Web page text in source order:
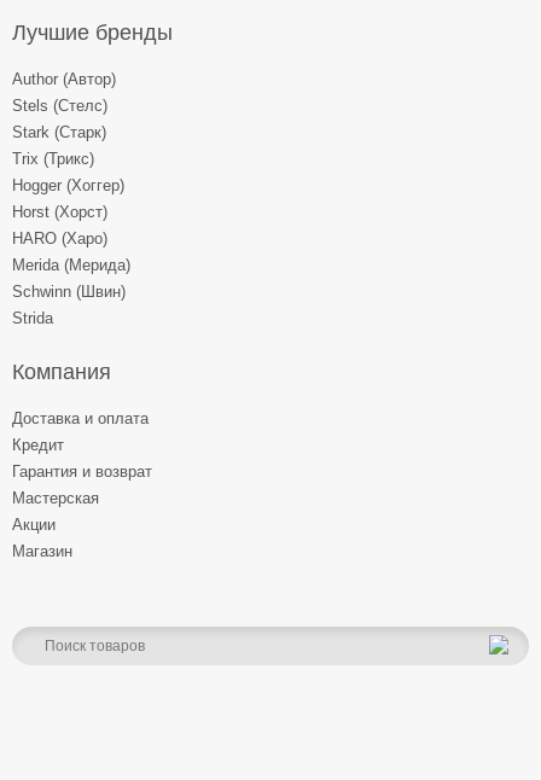
Лучшие бренды
Author (Автор)
Stels (Стелс)
Stark (Старк)
Trix (Трикс)
Hogger (Хоггер)
Horst (Хорст)
HARO (Харо)
Merida (Мерида)
Schwinn (Швин)
Strida
Компания
Доставка и оплата
Кредит
Гарантия и возврат
Мастерская
Акции
Магазин